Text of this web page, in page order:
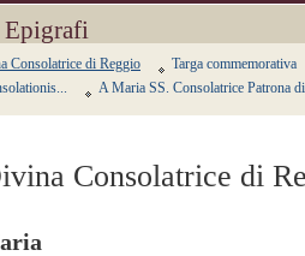
raggiungerci Notizie storiche
Epigrafi
Consolatrice di Reggio
Targa commemorativa
A Maria SS. Consolatrice Patrona
Consolatrice di